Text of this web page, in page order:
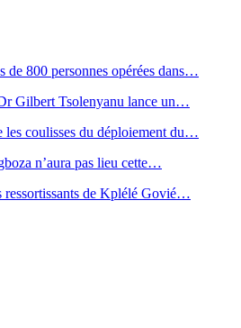
de 800 personnes opérées dans…
Gilbert Tsolenyanu lance un…
coulisses du déploiement du…
n’aura pas lieu cette…
ressortissants de Kplélé Govié…